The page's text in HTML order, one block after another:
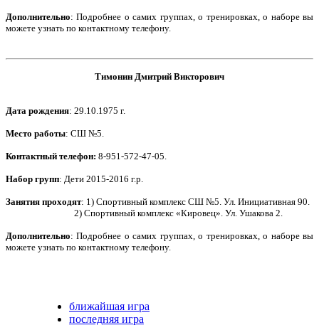
Дополнительно:Подробнее о самих группах, о тренировках, о наборе вы
можете узнать по контактному телефону.
Тимонин Дмитрий Викторович
Дата рождения: 29.10.1975 г.
Место работы: СШ №5.
Контактный телефон: 8-951-572-47-05.
Набор групп: Дети 2015-2016 г.р.
Занятия проходят: 1) Спортивный комплекс СШ №5. Ул. Инициативная 90.
2) Спортивный комплекс «Кировец». Ул. Ушакова 2.
Дополнительно: Подробнее о самих группах, о тренировках, о наборе вы
можете узнать по контактному телефону.
ближайшая игра
последняя игра